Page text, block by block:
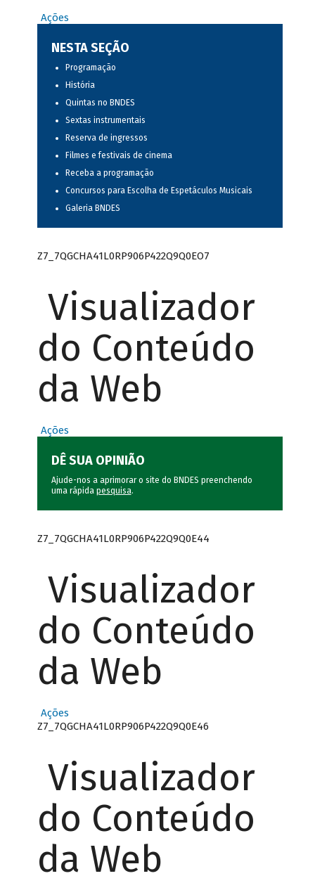
Ações
NESTA SEÇÃO
Programação
História
Quintas no BNDES
Sextas instrumentais
Reserva de ingressos
Filmes e festivais de cinema
Receba a programação
Concursos para Escolha de Espetáculos Musicais
Galeria BNDES
Z7_7QGCHA41L0RP906P422Q9Q0EO7
Visualizador
do Conteúdo
da Web
Ações
DÊ SUA OPINIÃO
Ajude-nos a aprimorar o site do BNDES preenchendo
uma rápida pesquisa.
Z7_7QGCHA41L0RP906P422Q9Q0E44
Visualizador
do Conteúdo
da Web
Ações
Z7_7QGCHA41L0RP906P422Q9Q0E46
Visualizador
do Conteúdo
da Web